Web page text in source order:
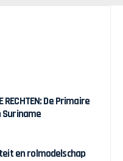
RECHTEN: De Primaire
Suriname
en rolmodelschap